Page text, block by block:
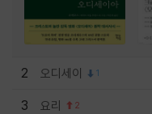
2 오디세이 1
3 요리 2